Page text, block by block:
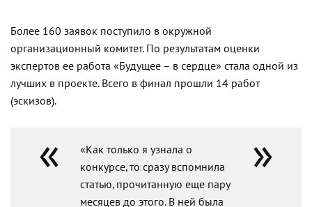
Более 160 заявок поступило в окружной
организационный комитет. По результатам оценки
экспертов ее работа «Будущее – в сердце» стала одной из
лучших в проекте. Всего в финал прошли 14 работ
(эскизов).
«Как только я узнала о
конкурсе, то сразу вспомнила
статью, прочитанную еще пару
месяцев до этого. В ней была